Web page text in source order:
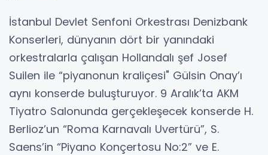
İstanbul Devlet Senfoni Orkestrası Denizbank
Konserleri, dünyanın dört bir yanındaki
orkestralarla çalışan Hollandalı şef Josef
Suilen ile “piyanonun kraliçesi" Gülsin Onay’ı
aynı konserde buluşturuyor. 9 Aralık’ta AKM
Tiyatro Salonunda gerçekleşecek konserde H.
Berlioz’un “Roma Karnavalı Uvertürü”, S.
Saens’in “Piyano Konçertosu No:2” ve E.